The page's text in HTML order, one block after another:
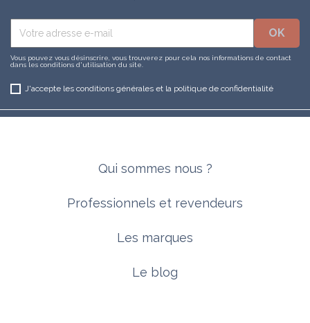
Vous pouvez vous désinscrire, vous trouverez pour cela nos informations de contact
dans les conditions d'utilisation du site.
J'accepte les conditions générales et la politique de confidentialité
Qui sommes nous ?
Professionnels et revendeurs
Les marques
Le blog